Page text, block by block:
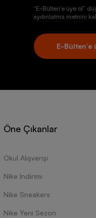
“E-Bülten’e üye ol”
aydınlatma metnini
E-Bülten’e
Öne Çıkanlar
Okul Alışverişi
Nike İndirimi
Nike Sneakers
Nike Yeni Sezon